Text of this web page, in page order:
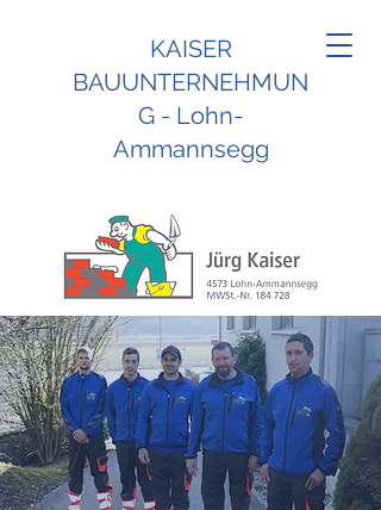
KAISER
BAUUNTERNEHMUN
G - Lohn-
Ammannsegg